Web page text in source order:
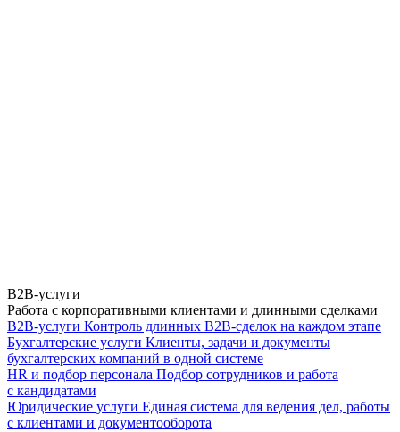
B2B-услуги
Работа с корпоративными клиентами и длинными сделками
B2B-услуги Контроль длинных B2B-сделок на каждом этапе
Бухгалтерские услуги Клиенты, задачи и документы
бухгалтерских компаний в одной системе
HR и подбор персонала Подбор сотрудников и работа
с кандидатами
Юридические услуги Единая система для ведения дел, работы
с клиентами и документооборота